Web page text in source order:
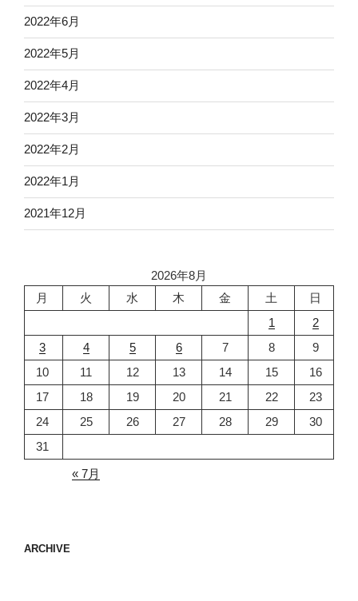
2022年6月
2022年5月
2022年4月
2022年3月
2022年2月
2022年1月
2021年12月
2026年8月
月
火 水 木 金 土
日
1
2
3
4 5 6 7 8
9
10
11 12 13 14 15
16
17
18 19 20 21 22
23
24
25 26 27 28 29
30
31
« 7月
ARCHIVE